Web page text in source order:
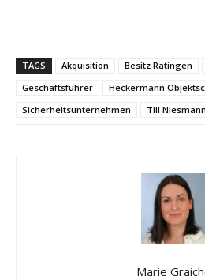
TAGS Akquisition Besitz Ratingen
Geschäftsführer
Heckermann
Sicherheitsunternehmen
Till Niesmann
Marie